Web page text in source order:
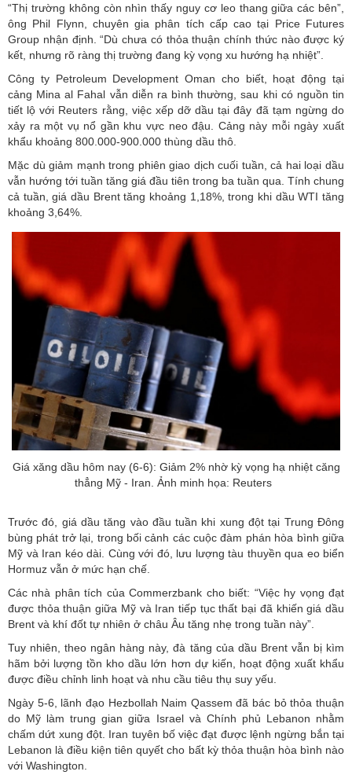
“Thị trường không còn nhìn thấy nguy cơ leo thang giữa các bên”,
ông Phil Flynn, chuyên gia phân tích cấp cao tại Price Futures
Group nhận định. “Dù chưa có thỏa thuận chính thức nào được ký
kết, nhưng rõ ràng thị trường đang kỳ vọng xu hướng hạ nhiệt”.
Công ty Petroleum Development Oman cho biết, hoạt động tại
cảng Mina al Fahal vẫn diễn ra bình thường, sau khi có nguồn tin
tiết lộ với Reuters rằng, việc xếp dỡ dầu tại đây đã tạm ngừng do
xảy ra một vụ nổ gần khu vực neo đậu. Cảng này mỗi ngày xuất
khẩu khoảng 800.000-900.000 thùng dầu thô.
Mặc dù giảm mạnh trong phiên giao dịch cuối tuần, cả hai loại dầu
vẫn hướng tới tuần tăng giá đầu tiên trong ba tuần qua. Tính chung
cả tuần, giá dầu Brent tăng khoảng 1,18%, trong khi dầu WTI tăng
khoảng 3,64%.
Giá xăng dầu hôm nay (6-6): Giảm 2% nhờ kỳ vọng hạ nhiệt căng
thẳng Mỹ - Iran. Ảnh minh họa: Reuters
Trước đó, giá dầu tăng vào đầu tuần khi xung đột tại Trung Đông
bùng phát trở lại, trong bối cảnh các cuộc đàm phán hòa bình giữa
Mỹ và Iran kéo dài. Cùng với đó, lưu lượng tàu thuyền qua eo biển
Hormuz vẫn ở mức hạn chế.
Các nhà phân tích của Commerzbank cho biết: “Việc hy vọng đạt
được thỏa thuận giữa Mỹ và Iran tiếp tục thất bại đã khiến giá dầu
Brent và khí đốt tự nhiên ở châu Âu tăng nhẹ trong tuần này”.
Tuy nhiên, theo ngân hàng này, đà tăng của dầu Brent vẫn bị kìm
hãm bởi lượng tồn kho dầu lớn hơn dự kiến, hoạt động xuất khẩu
được điều chỉnh linh hoạt và nhu cầu tiêu thụ suy yếu.
Ngày 5-6, lãnh đạo Hezbollah Naim Qassem đã bác bỏ thỏa thuận
do Mỹ làm trung gian giữa Israel và Chính phủ Lebanon nhằm
chấm dứt xung đột. Iran tuyên bố việc đạt được lệnh ngừng bắn tại
Lebanon là điều kiện tiên quyết cho bất kỳ thỏa thuận hòa bình nào
với Washington.